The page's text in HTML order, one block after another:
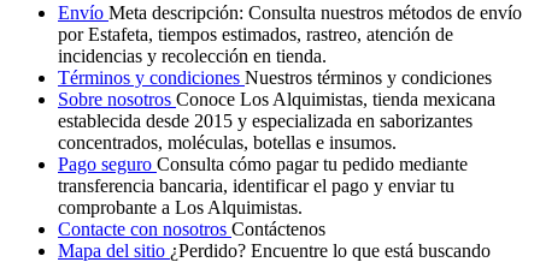
Envío Meta descripción: Consulta nuestros métodos de envío
por Estafeta, tiempos estimados, rastreo, atención de
incidencias y recolección en tienda.
Términos y condiciones Nuestros términos y condiciones
Sobre nosotros Conoce Los Alquimistas, tienda mexicana
establecida desde 2015 y especializada en saborizantes
concentrados, moléculas, botellas e insumos.
Pago seguro Consulta cómo pagar tu pedido mediante
transferencia bancaria, identificar el pago y enviar tu
comprobante a Los Alquimistas.
Contacte con nosotros Contáctenos
Mapa del sitio ¿Perdido? Encuentre lo que está buscando